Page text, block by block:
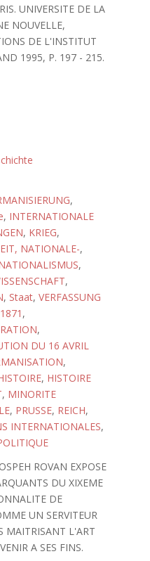
UNIVERSITE DE LA
NOUVELLE,
DE L'INSTITUT
1995, P. 197 - 215.
,
, INTERNATIONALE
, KRIEG,
NATIONALE-,
,
,
, Staat, VERFASSUNG
,
,
DU 16 AVRIL
,
, HISTOIRE
, MINORITE
, PRUSSE, REICH,
INTERNATIONALES,
ROVAN EXPOSE
DU XIXEME
DE
UN SERVITEUR
MAITRISANT L'ART
A SES FINS.